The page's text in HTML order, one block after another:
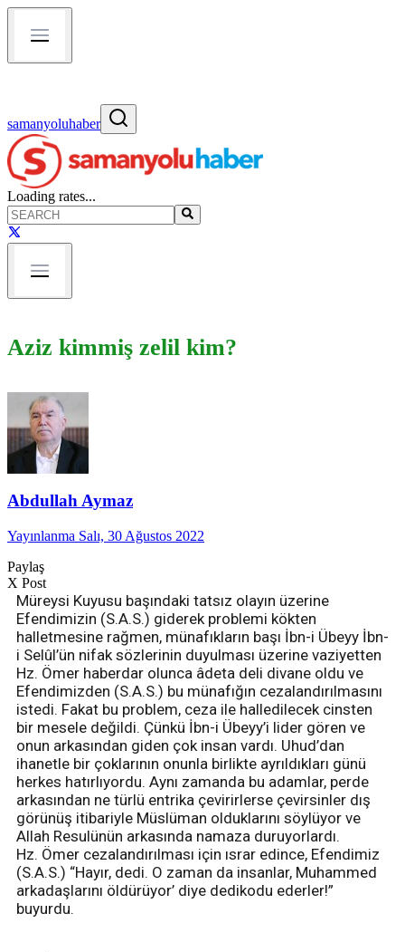
samanyoluhaber
Loading rates...
Aziz kimmiş zelil kim?
Abdullah Aymaz
Yayınlanma Salı, 30 Ağustos 2022
Paylaş
X Post
Müreysi Kuyusu başındaki tatsız olayın üzerine
Efendimizin (S.A.S.) giderek problemi kökten
halletmesine rağmen, münafıkların başı İbn-i Übeyy İbn-
i Selûl’ün nifak sözlerinin duyulması üzerine vaziyetten
Hz. Ömer haberdar olunca âdeta deli divane oldu ve
Efendimizden (S.A.S.) bu münafığın cezalandırılmasını
istedi. Fakat bu problem, ceza ile halledilecek cinsten
bir mesele değildi. Çünkü İbn-i Übeyy’i lider gören ve
onun arkasından giden çok insan vardı. Uhud’dan
ihanetle bir çoklarının onunla birlikte ayrıldıkları günü
herkes hatırlıyordu. Aynı zamanda bu adamlar, perde
arkasından ne türlü entrika çevirirlerse çevirsinler dış
görünüş itibariyle Müslüman olduklarını söylüyor ve
Allah Resulünün arkasında namaza duruyorlardı.
Hz. Ömer cezalandırılması için ısrar edince, Efendimiz
(S.A.S.) “Hayır, dedi. O zaman da insanlar, Muhammed
arkadaşlarını öldürüyor’ diye dedikodu ederler!”
buyurdu.